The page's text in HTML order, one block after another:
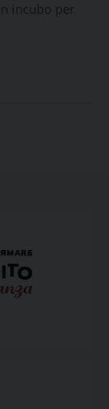
incubo per